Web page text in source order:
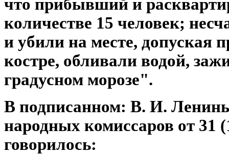
что прибывший и
количестве 15 человек;
и убили на месте, допуская
костре, обливали водой,
градусном морозе".
В подписанном: В. И.
народных комиссаров от 31
говорилось: